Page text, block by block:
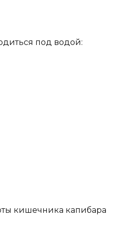
под водой:
кишечника капибара